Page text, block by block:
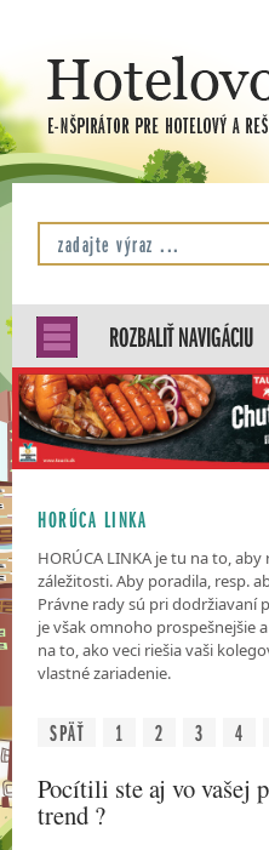
ROZBALIŤ NAVIGÁCIU
HORÚCA LINKA
HORÚCA LINKA je tu na to,
záležitosti. Aby poradila, resp.
Právne rady sú pri dodržiavaní
je však omnoho prospešnejšie
na to, ako veci riešia vaši
vlastné zariadenie.
SPÄŤ 1 2 3 4
Pocítili ste aj vo vašej
trend ?